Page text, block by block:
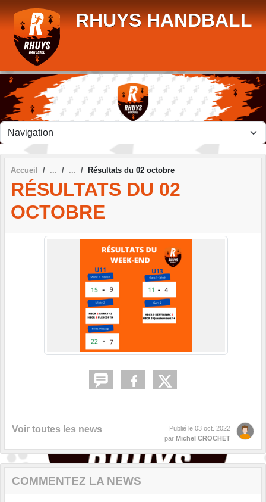
RHUYS HANDBALL
Accueil Résultats du 02 octobre
RÉSULTATS DU 02
OCTOBRE
Voir toutes les news Publié le 03 oct. 2022
par Michel CROCHET
COMMENTEZ LA NEWS
Panneau de gestion des cookies